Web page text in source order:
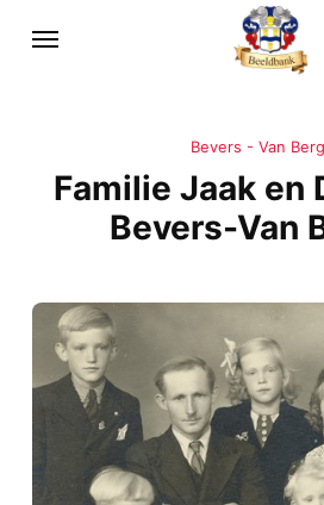
Bevers - Van
Familie Jaak en
Bevers-Van